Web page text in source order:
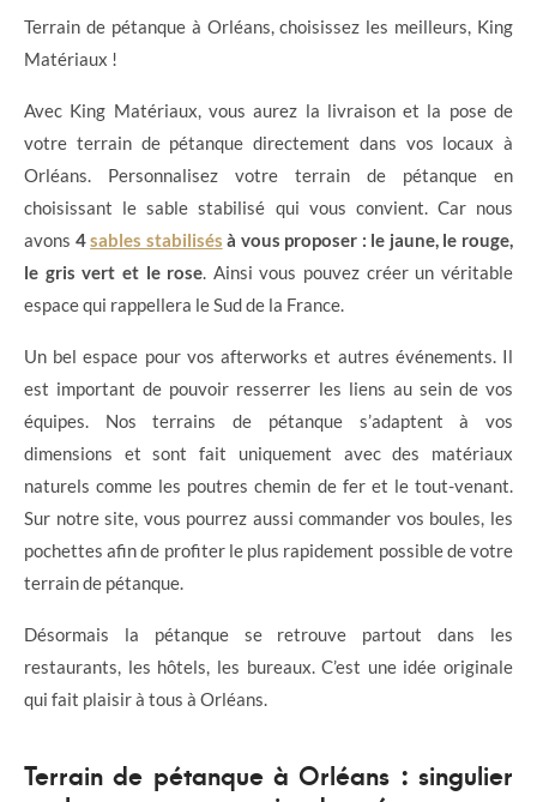
Terrain de pétanque à Orléans, choisissez les meilleurs, King
Matériaux !
Avec King Matériaux, vous aurez la livraison et la pose de
votre terrain de pétanque directement dans vos locaux à
Orléans. Personnalisez votre terrain de pétanque en
choisissant le sable stabilisé qui vous convient. Car nous
avons 4sables stabilisés à vous proposer : le jaune, le rouge,
le gris vert et le rose . Ainsi vous pouvez créer un véritable
espace qui rappellera le Sud de la France.
Un bel espace pour vos afterworks et autres événements. Il
est important de pouvoir resserrer les liens au sein de vos
équipes. Nos terrains de pétanque s’adaptent à vos
dimensions et sont fait uniquement avec des matériaux
naturels comme les poutres chemin de fer et le tout-venant.
Sur notre site, vous pourrez aussi commander vos boules, les
pochettes afin de profiter le plus rapidement possible de votre
terrain de pétanque.
Désormais la pétanque se retrouve partout dans les
restaurants, les hôtels, les bureaux. C’est une idée originale
qui fait plaisir à tous à Orléans.
Terrain de pétanque à Orléans : singulier